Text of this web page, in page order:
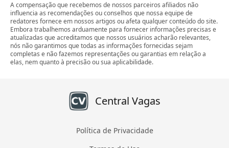
A compensação que recebemos de nossos parceiros afiliados não
influencia as recomendações ou conselhos que nossa equipe de
redatores fornece em nossos artigos ou afeta qualquer conteúdo do site.
Embora trabalhemos arduamente para fornecer informações precisas e
atualizadas que acreditamos que nossos usuários acharão relevantes,
nós não garantimos que todas as informações fornecidas sejam
completas e não fazemos representações ou garantias em relação a
elas, nem quanto à precisão ou sua aplicabilidade.
Central Vagas
Política de Privacidade